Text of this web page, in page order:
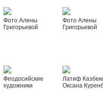
Фото Алены
Григорьевой
Фото Алены
Григорьевой
Феодосийские
художники
Латиф
Оксана